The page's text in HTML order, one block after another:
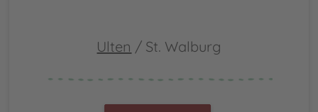
Ulten / St. Walburg